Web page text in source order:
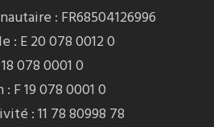
: FR68504126996
E 20 078 0012 0
078 0001 0
F 19 078 0001 0
: 11 78 80998 78